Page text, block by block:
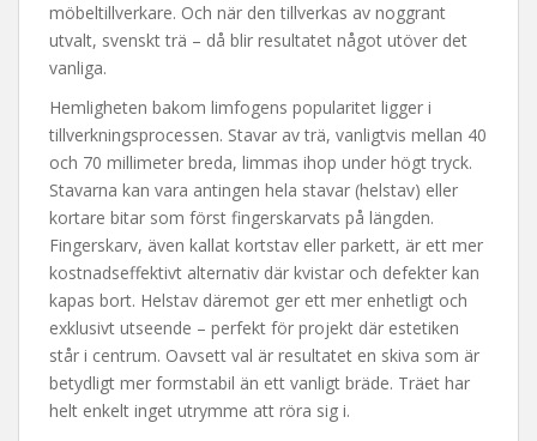
möbeltillverkare. Och när den tillverkas av noggrant
utvalt, svenskt trä – då blir resultatet något utöver det
vanliga.
Hemligheten bakom limfogens popularitet ligger i
tillverkningsprocessen. Stavar av trä, vanligtvis mellan 40
och 70 millimeter breda, limmas ihop under högt tryck.
Stavarna kan vara antingen hela stavar (helstav) eller
kortare bitar som först fingerskarvats på längden.
Fingerskarv, även kallat kortstav eller parkett, är ett mer
kostnadseffektivt alternativ där kvistar och defekter kan
kapas bort. Helstav däremot ger ett mer enhetligt och
exklusivt utseende – perfekt för projekt där estetiken
står i centrum. Oavsett val är resultatet en skiva som är
betydligt mer formstabil än ett vanligt bräde. Träet har
helt enkelt inget utrymme att röra sig i.